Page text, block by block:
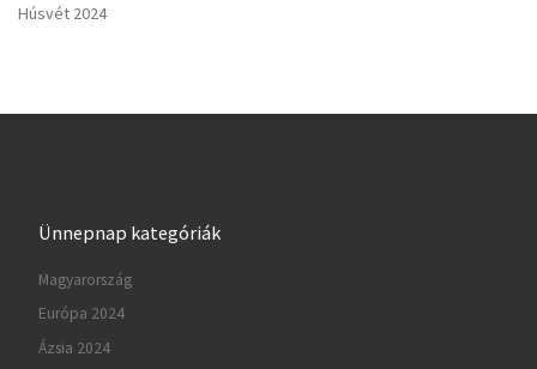
Húsvét 2024
Ünnepnap kategóriák
Magyarország
Európa 2024
Ázsia 2024